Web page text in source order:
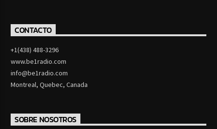
CONTACTO
+1(438) 488-3296
www.be1radio.com
info@be1radio.com
Montreal, Quebec, Canada
SOBRE NOSOTROS